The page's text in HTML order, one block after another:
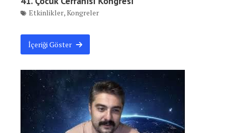
Etkinlikler,Kongreler
İçeriği Göster